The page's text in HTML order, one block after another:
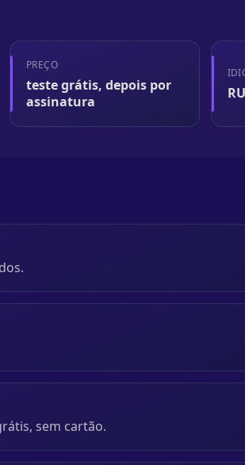
PREÇO
teste grátis, depois por
assinatura
sem cartão.